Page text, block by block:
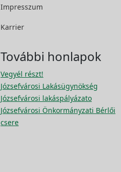
Impresszum
Karrier
További honlapok
Vegyél részt!
Józsefvárosi Lakásügynökség
Józsefvárosi lakáspályázato
Józsefvárosi Önkormányzati Bérlői
csere